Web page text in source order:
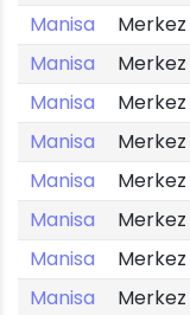
Manisa
Merkez
Manisa
Merkez
Manisa
Merkez
Manisa
Merkez
Manisa
Merkez
Manisa
Merkez
Manisa
Merkez
Manisa
Merkez